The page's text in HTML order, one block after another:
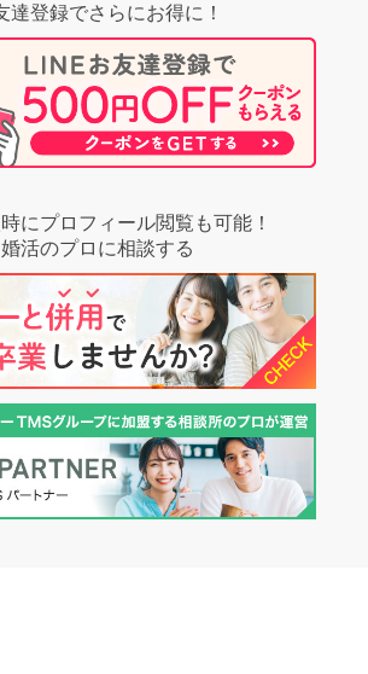
達登録でさらにお得に！
にプロフィール閲覧も可能！
婚活のプロに相談する